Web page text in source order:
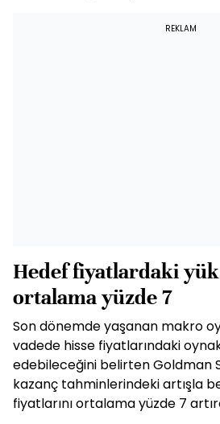
REKLAM
Hedef fiyatlardaki
ortalama yüzde 7
Son dönemde yaşanan makro
vadede hisse fiyatlarındaki
edebileceğini belirten Goldman
kazanç tahminlerindeki artışla
fiyatlarını ortalama yüzde 7